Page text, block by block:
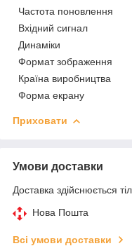
Частота поновлення
Вхідний сигнал
Динаміки
Формат зображення
Країна виробництва
Форма екрану
Приховати
Умови доставки
Доставка здійснюється
Нова Пошта
Всі умови доставки